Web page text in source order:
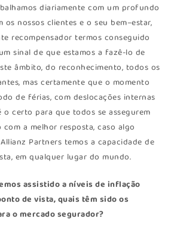
diariamente com um profundo
nossos clientes e o seu bem–estar,
recompensador termos conseguido
sinal de que estamos a fazê-lo de
âmbito, do reconhecimento, todos os
mas certamente que o momento
de férias, com deslocações internas
certo para que todos se assegurem
a melhor resposta, caso algo
Partners temos a capacidade de
em qualquer lugar do mundo.
assistido a níveis de inflação
de vista, quais têm sido os
o mercado segurador?